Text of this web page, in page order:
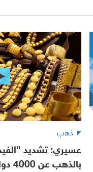
ذهب
عسيري: تشديد
بالذهب عن 4000 دولار